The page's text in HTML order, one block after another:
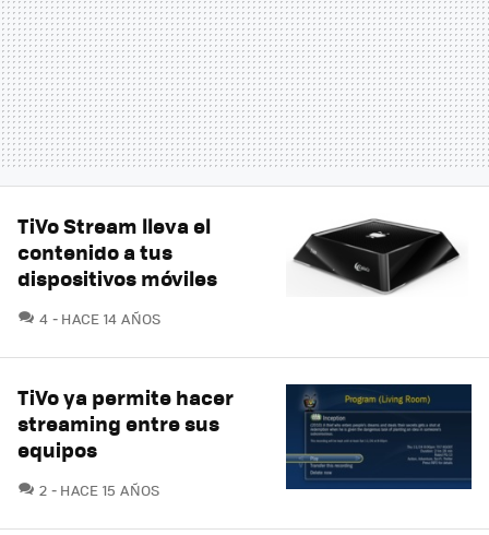
TiVo Stream lleva el
contenido a tus
dispositivos móviles
4 COMENTARIOS
HACE 14 AÑOS
TiVo ya permite hacer
streaming entre sus
equipos
2 COMENTARIOS
HACE 15 AÑOS